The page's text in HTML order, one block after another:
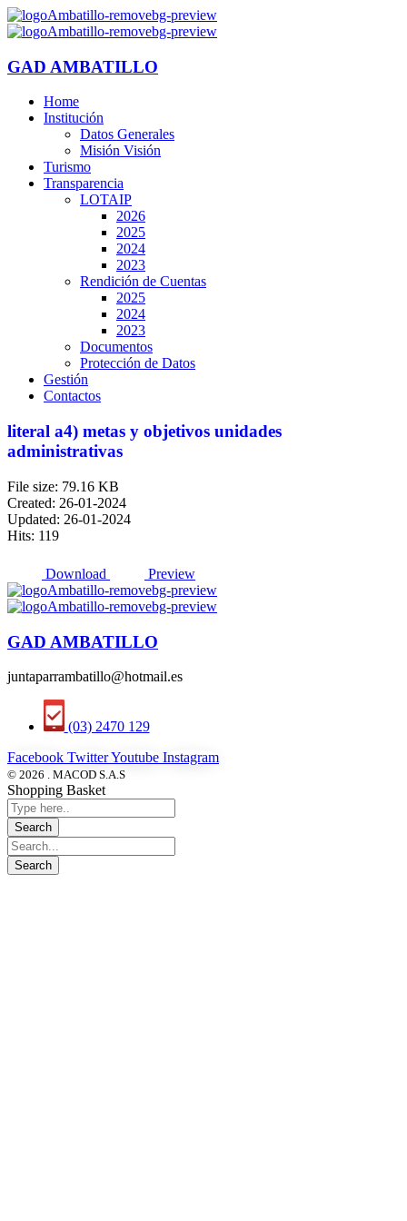
GAD AMBATILLO
Home
Institución
Datos Generales
Misión Visión
Turismo
Transparencia
LOTAIP
2026
2025
2024
2023
Rendición de Cuentas
2025
2024
2023
Documentos
Protección de Datos
Gestión
Contactos
literal a4) metas y objetivos unidades
administrativas
File size: 79.16 KB
Created: 26-01-2024
Updated: 26-01-2024
Hits: 119
Download Preview
GAD AMBATILLO
juntaparrambatillo@hotmail.es
(03) 2470 129
Facebook TwitterYoutube Instagram
© 2026 . MACOD S.A.S
Shopping Basket